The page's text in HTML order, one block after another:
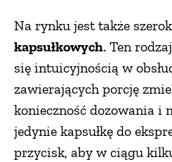
Na rynku jest także
kapsułkowych. Ten
się intuicyjnością w
zawierających porcję
konieczność dozowania i
jedynie kapsułkę do
przycisk, aby w ciągu